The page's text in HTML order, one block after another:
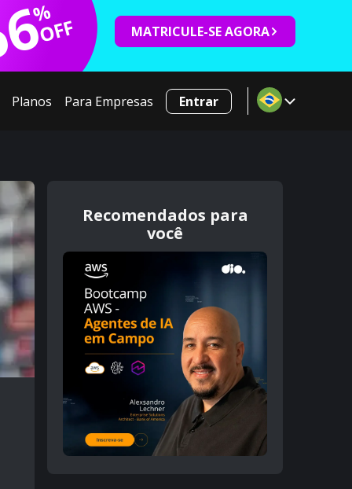
%
OFF MATRICULE-SE AGORA
Planos Para Empresas Entrar
Recomendados para
você